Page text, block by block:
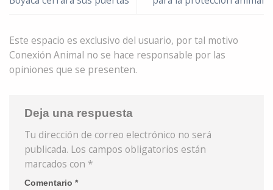
Este espacio es exclusivo del usuario, por tal motivo
Conexión Animal no se hace responsable por las
opiniones que se presenten.
Deja una respuesta
Tu dirección de correo electrónico no será
publicada. Los campos obligatorios están
marcados con *
Comentario *